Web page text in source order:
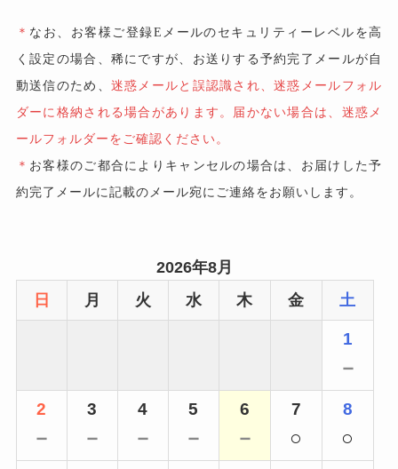
＊ なお、お客様ご登録Eメールのセキュリティーレベルを高
く設定の場合、稀にですが、お送りする予約完了メールが自
動送信のため、 迷惑メールと誤認識され、迷惑メールフォル
ダーに格納される場合があります。届かない場合は、迷惑メ
ールフォルダーをご確認ください。
＊ お客様のご都合によりキャンセルの場合は、お届けした予
約完了メールに記載のメール宛にご連絡をお願いします。
2026年8月
日
月 火 水 木 金 土
1
－
2
－
3
－
4
－
5
－
6
－
7
○
8
○